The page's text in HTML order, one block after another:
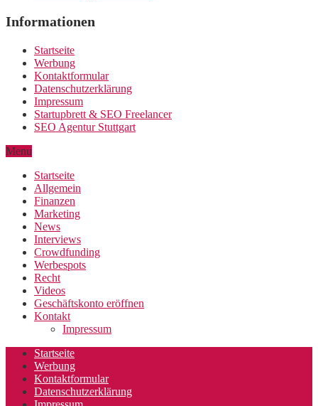
Informationen
Startseite
Werbung
Kontaktformular
Datenschutzerklärung
Impressum
Startupbrett & SEO Freelancer
SEO Agentur Stuttgart
Menu
Startseite
Allgemein
Finanzen
Marketing
News
Interviews
Crowdfunding
Werbespots
Recht
Videos
Geschäftskonto eröffnen
Kontakt
Impressum
Startseite
Werbung
Kontaktformular
Datenschutzerklärung